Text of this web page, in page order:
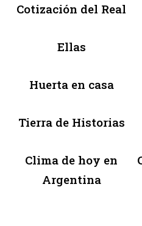
Cotización del Real
Ellas
Huerta en casa
Tierra de Historias
Clima de hoy en
Argentina